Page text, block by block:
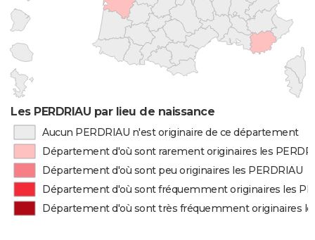
Les PERDRIAU par lieu de naissance
Aucun PERDRIAU n'est originaire de ce département
Département d'où sont rarement originaires les
Département d'où sont peu originaires les PERDRIAU
Département d'où sont fréquemment originaires les
Département d'où sont très fréquemment originaires